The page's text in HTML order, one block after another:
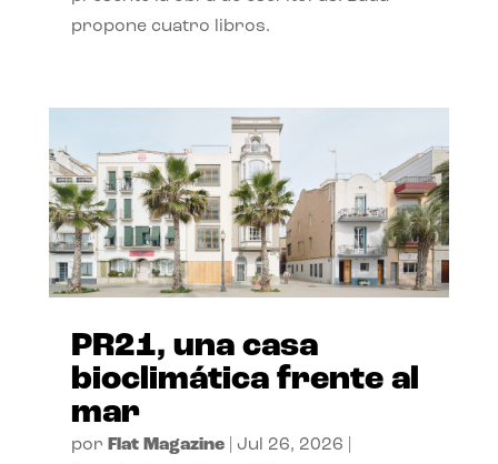
propone cuatro libros.
PR21, una casa
bioclimática frente al
mar
por Flat Magazine| Jul 26, 2026